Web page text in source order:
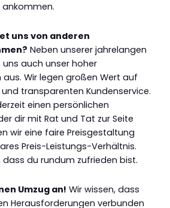
uns von anderen
Neben unserer jahrelangen
auch unser hoher
Wir legen großen Wert auf
transparenten Kundenservice.
einen persönlichen
dir mit Rat und Tat zur Seite
wir eine faire Preisgestaltung
Preis-Leistungs-Verhältnis.
du rundum zufrieden bist.
Umzug an! Wir wissen, dass
Herausforderungen verbunden